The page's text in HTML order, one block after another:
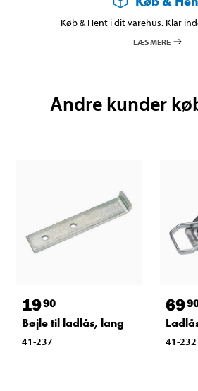
Køb & Hent i dit varehus. Klar
LÆS MERE
Andre kunder
1990
Bøjle til ladlås, lang
41-237
69
41-232